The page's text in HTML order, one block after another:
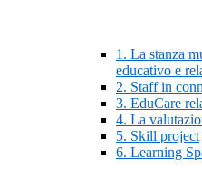
1. La stanza
educativo e
2. Staff in
3. EduCare
4. La
5. Skill project
6. Learning